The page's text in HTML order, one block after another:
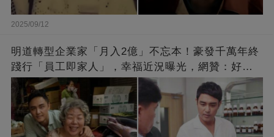
2025/09/12
明道轉型企業家「月入2億」不忘本！豪發千萬年終
踐行「員工即家人」，幸福近況曝光，網贊：好老
闆的福報